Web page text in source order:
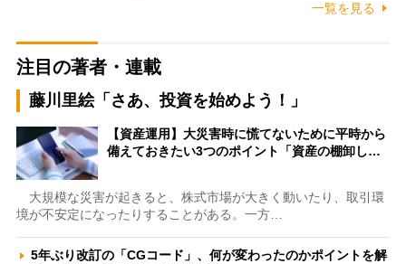
一覧を見る
注目の著者・連載
藤川里絵「さあ、投資を始めよう！」
【資産運用】大災害時に慌てないために平時から
備えておきたい3つのポイント「資産の棚卸し…
大規模な災害が起きると、株式市場が大きく動いたり、取引環
境が不安定になったりすることがある。一方…
5年ぶり改訂の「CGコード」、何が変わったのかポイントを解